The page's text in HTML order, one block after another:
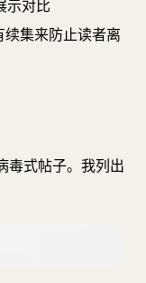
示对比
集来防止读者离
毒式帖子。我列出